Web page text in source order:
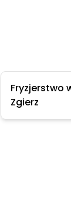
Fryzjerstwo
Zgierz